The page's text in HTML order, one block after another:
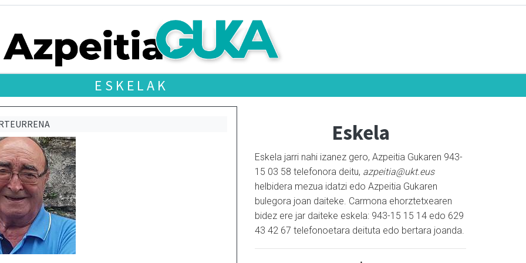
ESKELAK
Eskela
Eskela jarri nahi izanez gero, Azpeitia Gukaren 943-
15 03 58 telefonora deitu, azpeitia@ukt.eus
helbidera mezua idatzi edo Azpeitia Gukaren
bulegora joan daiteke. Carmona ehorztetxearen
bidez ere jar daiteke eskela: 943-15 15 14 edo 629
43 42 67 telefonoetara deituta edo bertara joanda.